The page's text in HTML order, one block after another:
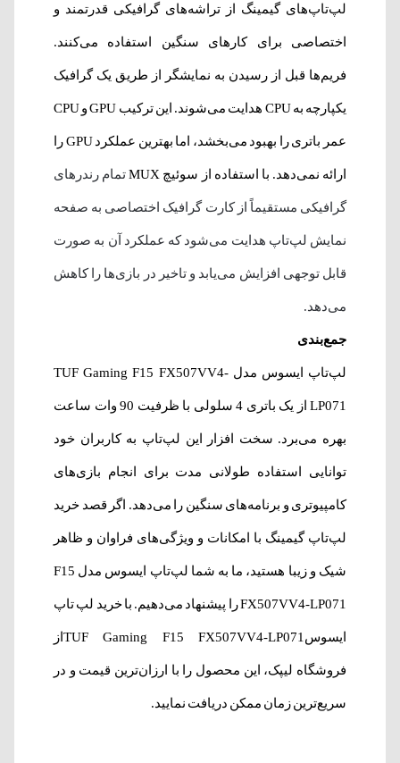
لپ‌تاپ‌های گیمینگ از تراشه‌های گرافیکی قدرتمند و
اختصاصی برای کارهای سنگین استفاده می‌کنند.
فریم‌ها قبل از رسیدن به نمایشگر از طریق یک گرافیک
یکپارچه به CPU هدایت می‌شوند. این ترکیب GPU و CPU
عمر باتری را بهبود می‌بخشد، اما بهترین عملکرد GPU را
ارائه نمی‌دهد. با استفاده از سوئیچ MUX تمام رندرهای
گرافیکی مستقیماً از کارت گرافیک اختصاصی به صفحه
نمایش لپ‌تاپ هدایت می‌شود که عملکرد آن به صورت
قابل توجهی افزایش می‌یابد و تاخیر در بازی‌ها را کاهش
می‌دهد.
جمع‌بندی
لپ‌‌تاپ ایسوس مدل TUF Gaming F15 FX507VV4-
LP071 از یک باتری 4 سلولی با ظرفیت 90 وات ساعت
بهره‌ می‌برد. سخت افزار این لپ‌تاپ به کاربران خود
توانایی استفاده طولانی مدت برای انجام بازی‌های
کامپیوتری و برنامه‌های سنگین را می‌دهد. اگر قصد خرید
لپ‌تاپ گیمینگ با امکانات و ویژگی‌های فراوان و ظاهر
شیک و زیبا هستید، ما به شما لپ‌تاپ ایسوس مدل F15
FX507VV4-LP071 را پیشنهاد می‌دهیم. با خرید لپ‌ تاپ
ایسوسTUF Gaming F15 FX507VV4-LP071از
فروشگاه لیپک، این محصول را با ارزان‌ترین قیمت و در
سریع‌ترین زمان ممکن دریافت نمایید.